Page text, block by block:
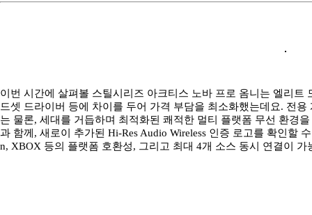
이번 시간에 살펴볼 스틸시리즈 아크티스 노바 프로 옴니는 엘리
드셋 드라이버 등에 차이를 두어 가격 부담을 최소화했는데요. 전
는 물론, 세대를 거듭하며 최적화된 쾌적한 멀티 플랫폼 무선 환경
과 함께, 새로이 추가된 Hi-Res Audio Wireless 인증 로고를 확인할
n, XBOX 등의 플랫폼 호환성, 그리고 최대 4개 소스 동시 연결이 가